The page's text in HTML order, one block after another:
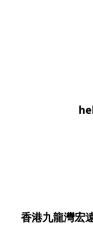
香港九龍灣宏